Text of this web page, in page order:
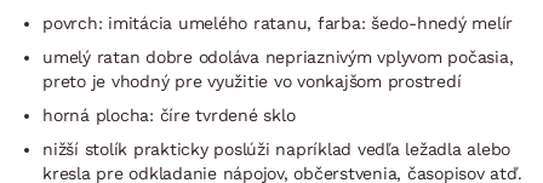
povrch: imitácia umelého ratanu, farba: šedo-hnedý melír
umelý ratan dobre odoláva nepriaznivým vplyvom počasia,
preto je vhodný pre využitie vo vonkajšom prostredí
horná plocha: číre tvrdené sklo
nižší stolík prakticky poslúži napríklad vedľa ležadla alebo
kresla pre odkladanie nápojov, občerstvenia, časopisov atď.